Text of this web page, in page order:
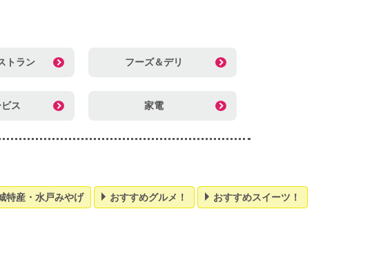
トラン フーズ＆デリ
ス 家電
特産・水戸みやげ おすすめグルメ！ おすすめスイーツ！